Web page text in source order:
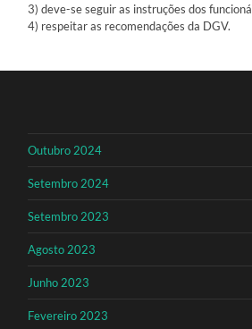
3) deve-se seguir as instruções dos
4) respeitar as recomendações da DGV.
Outubro 2024
Setembro 2024
Setembro 2023
Agosto 2023
Junho 2023
Fevereiro 2023